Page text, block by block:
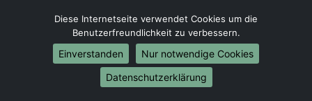
Umzüge-Deutschlandweit
Umzug von Salzgitter nach Berlin
Umzug von Salzgitter nach Hamburg
Umzug von Salzgitter nach München
Diese Internetseite verwendet Cookies um die
Benutzerfreundlichkeit zu verbessern.
Einverstanden
Nur notwendige Cookies
Datenschutzerklärung